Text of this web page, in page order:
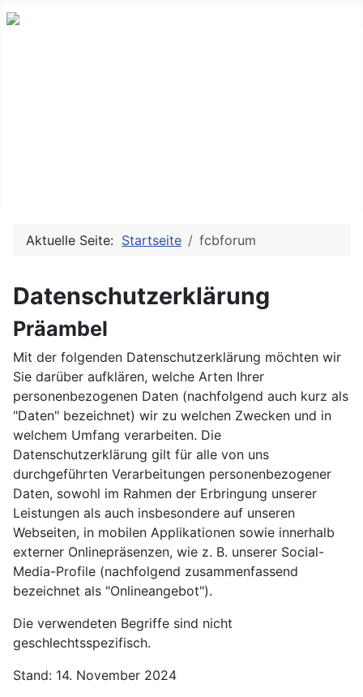
Aktuelle Seite: Startseite fcbforum
Datenschutzerklärung
Präambel
Mit der folgenden Datenschutzerklärung möchten wir
Sie darüber aufklären, welche Arten Ihrer
personenbezogenen Daten (nachfolgend auch kurz als
"Daten" bezeichnet) wir zu welchen Zwecken und in
welchem Umfang verarbeiten. Die
Datenschutzerklärung gilt für alle von uns
durchgeführten Verarbeitungen personenbezogener
Daten, sowohl im Rahmen der Erbringung unserer
Leistungen als auch insbesondere auf unseren
Webseiten, in mobilen Applikationen sowie innerhalb
externer Onlinepräsenzen, wie z. B. unserer Social-
Media-Profile (nachfolgend zusammenfassend
bezeichnet als "Onlineangebot").
Die verwendeten Begriffe sind nicht
geschlechtsspezifisch.
Stand: 14. November 2024